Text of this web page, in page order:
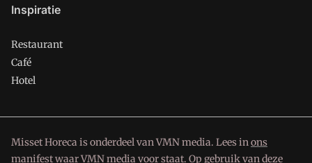
Inspiratie
Restaurant
Café
Hotel
Misset Horeca is onderdeel van VMN media. Lees inons
manifestwaar VMN media voor staat. Op gebruik van deze